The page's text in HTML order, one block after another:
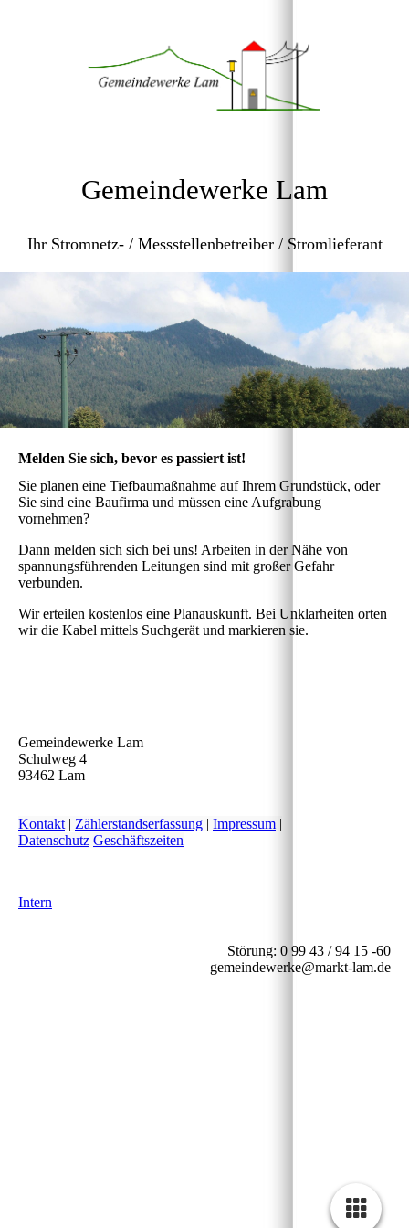
Gemeindewerke Lam
Ihr Stromnetz- / Messstellenbetreiber / Stromlieferant
Melden Sie sich, bevor es passiert ist!
Sie planen eine Tiefbaumaßnahme auf Ihrem Grundstück, oder
Sie sind eine Baufirma und müssen eine Aufgrabung
vornehmen?
Dann melden sich sich bei uns! Arbeiten in der Nähe von
spannungsführenden Leitungen sind mit großer Gefahr
verbunden.
Wir erteilen kostenlos eine Planauskunft. Bei Unklarheiten orten
wir die Kabel mittels Suchgerät und markieren sie.
Gemeindewerke Lam
Schulweg 4
93462 Lam
Kontakt | Zählerstandserfassung | Impressum |
Datenschutz Geschäftszeiten
Intern
Störung: 0 99 43 / 94 15 -60
gemeindewerke@markt-lam.de